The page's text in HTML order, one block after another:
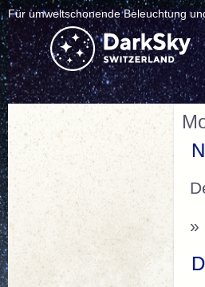
Für umweltschonende Beleuchtung
»